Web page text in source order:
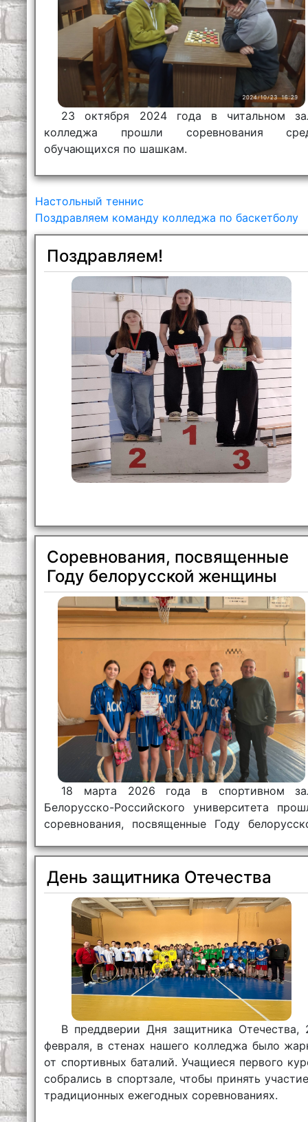
23 октября 2024 года в читальном
колледжа прошли соревнования
обучающихся по шашкам.
Настольный теннис
Поздравляем команду колледжа по баскетболу
Поздравляем!
Соревнования, посвященные
Году белорусской женщины
18 марта 2026 года в спортивном
Белорусско-Российского университета
соревнования, посвященные Году
День защитника Отечества
В преддверии Дня защитника Отечества,
февраля, в стенах нашего колледжа было
от спортивных баталий. Учащиеся первого
собрались в спортзале, чтобы принять
традиционных ежегодных соревнованиях.